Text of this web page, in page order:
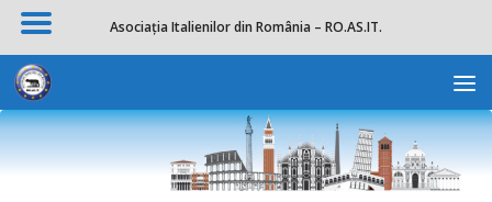
Skip to contentAsociația Italienilor din România – RO.AS.IT.